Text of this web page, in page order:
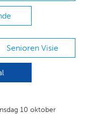
Senioren Visie
10 oktober